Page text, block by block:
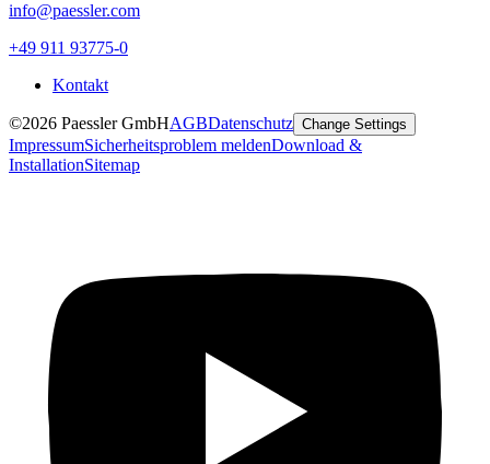
info@paessler.com
+49 911 93775-0
Kontakt
©2026 Paessler GmbHAGBDatenschutz Change Settings
ImpressumSicherheitsproblem meldenDownload &
InstallationSitemap